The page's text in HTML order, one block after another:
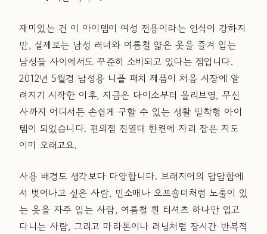
재미있는 건 이 아이템이 여성 전용이라는 인식이 강하지
만, 실제로는 남성 러너와 여름철 얇은 옷을 즐겨 입는
남성들 사이에서도 꾸준히 소비되고 있다는 점입니다.
2012년 5월경 남성용 니플 패치 제품이 처음 시장에 알
려지기 시작한 이후, 지금은 다이소부터 올리브영, 무신
사까지 어디서든 손쉽게 구할 수 있는 생활 밀착형 아이
템이 되었습니다. 편의점 진열대 한켠에 자리 잡은 지도
이미 오래고요.
사용 배경도 생각보다 다양합니다. 브래지어의 답답함에
서 벗어나고 싶은 사람, 민소매나 오프숄더처럼 노출이 있
는 옷을 자주 입는 사람, 여름철 흰 티셔츠 하나만 입고
다니는 사람, 그리고 마라톤이나 러닝처럼 장시간 반복적